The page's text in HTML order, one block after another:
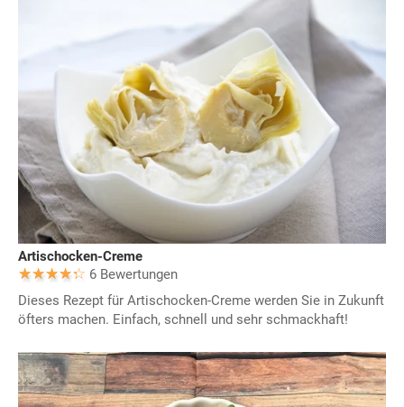
Artischocken-Creme
6 Bewertungen
Dieses Rezept für Artischocken-Creme werden Sie in Zukunft
öfters machen. Einfach, schnell und sehr schmackhaft!